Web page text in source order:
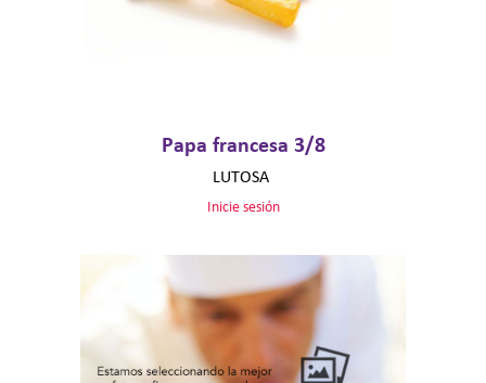
Papa francesa 3/8
LUTOSA
Inicie sesión